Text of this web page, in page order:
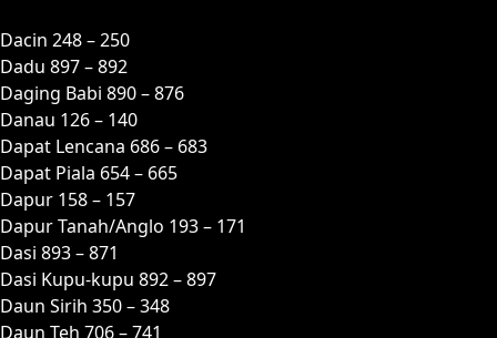
Dacin 248 – 250
Dadu 897 – 892
Daging Babi 890 – 876
Danau 126 – 140
Dapat Lencana 686 – 683
Dapat Piala 654 – 665
Dapur 158 – 157
Dapur Tanah/Anglo 193 – 171
Dasi 893 – 871
Dasi Kupu-kupu 892 – 897
Daun Sirih 350 – 348
Daun Teh 706 – 741